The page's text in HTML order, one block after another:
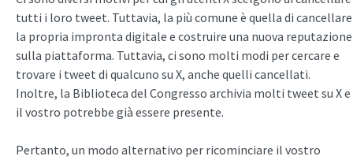
tutti i loro tweet. Tuttavia, la più comune è quella di cancellare
la propria impronta digitale e costruire una nuova reputazione
sulla piattaforma. Tuttavia, ci sono molti modi per cercare e
trovare i tweet di qualcuno su X, anche quelli cancellati.
Inoltre, la Biblioteca del Congresso archivia molti tweet su X e
il vostro potrebbe già essere presente.
Pertanto, un modo alternativo per ricominciare il vostro